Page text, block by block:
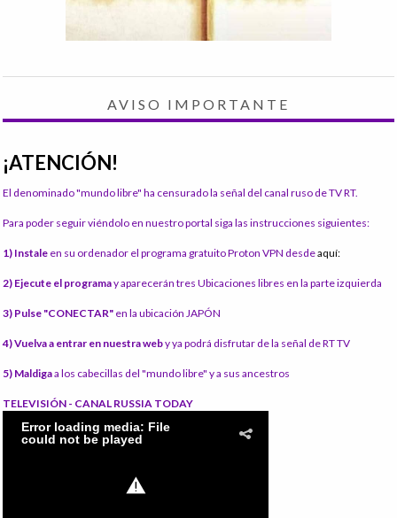
AVISO IMPORTANTE
¡ATENCIÓN!
El denominado "mundo libre" ha censurado la señal del canal ruso de TV RT.
Para poder seguir viéndolo en nuestro portal siga las instrucciones siguientes:
1) Instale en su ordenador el programa gratuito Proton VPN desdeaquí:
2) Ejecute el programay aparecerán tres Ubicaciones libres en la parte izquierda
3) Pulse "CONECTAR" en la ubicación JAPÓN
4) Vuelva a entrar en nuestra weby ya podrá disfrutar de la señal de RT TV
5) Maldigaa los cabecillas del "mundo libre" y a sus ancestros
TELEVISIÓN - CANAL RUSSIA TODAY